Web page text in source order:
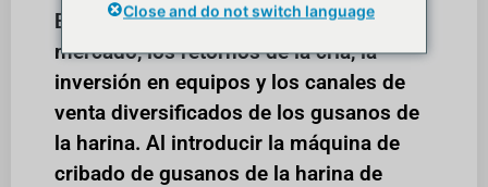
Este artículo discute la demanda del
mercado, los retornos de la cría, la
inversión en equipos y los canales de
venta diversificados de los gusanos de
la harina. Al introducir la máquina de
cribado de gusanos de la harina de
Close and do not switch language